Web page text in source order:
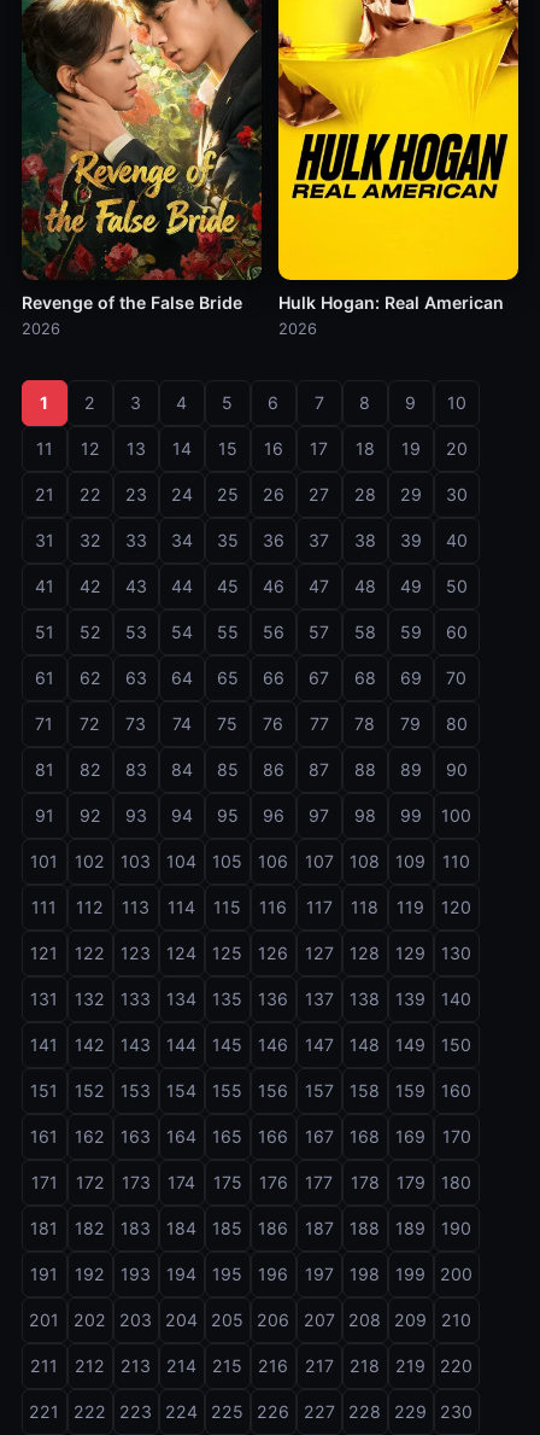
Revenge of the False Bride
2026
Hulk Hogan: Real American
2026
1 2 3 4 5 6 7 8 9 10
11 12 13 14 15 16 17 18 19 20
21 22 23 24 25 26 27 28 29 30
31 32 33 34 35 36 37 38 39 40
41 42 43 44 45 46 47 48 49 50
51 52 53 54 55 56 57 58 59 60
61 62 63 64 65 66 67 68 69 70
71 72 73 74 75 76 77 78 79 80
81 82 83 84 85 86 87 88 89 90
91 92 93 94 95 96 97 98 99 100
101 102 103 104 105 106 107 108 109 110
111 112 113 114 115 116 117 118 119 120
121 122 123 124 125 126 127 128 129 130
131 132 133 134 135 136 137 138 139 140
141 142 143 144 145 146 147 148 149 150
151 152 153 154 155 156 157 158 159 160
161 162 163 164 165 166 167 168 169 170
171 172 173 174 175 176 177 178 179 180
181 182 183 184 185 186 187 188 189 190
191 192 193 194 195 196 197 198 199 200
201 202 203 204 205 206 207 208 209 210
211 212 213 214 215 216 217 218 219 220
221 222 223 224 225 226 227 228 229 230